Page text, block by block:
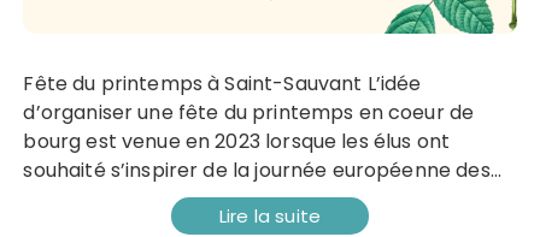
Fête du printemps à Saint-Sauvant L’idée
d’organiser une fête du printemps en coeur de
bourg est venue en 2023 lorsque les élus ont
souhaité s’inspirer de la journée européenne des…
Lire la suite